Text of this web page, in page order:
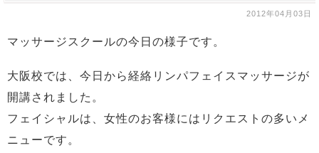
2012年04月03日
マッサージスクールの今日の様子です。
大阪校では、今日から経絡リンパフェイスマッサージが
開講されました。
フェイシャルは、女性のお客様にはリクエストの多いメ
ニューです。